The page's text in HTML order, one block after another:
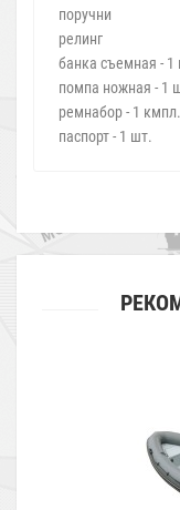
поручни
релинг
банка съемная - 1
помпа ножная - 1
ремнабор - 1 кмпл.
паспорт - 1 шт.